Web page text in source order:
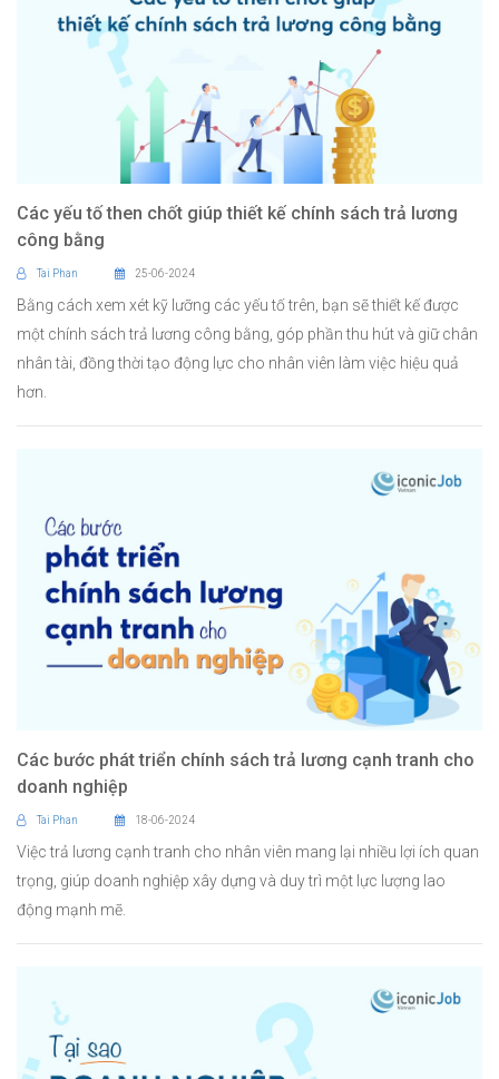
Các yếu tố then chốt giúp thiết kế chính sách trả lương
công bằng
Tai Phan 25-06-2024
Bằng cách xem xét kỹ lưỡng các yếu tố trên, bạn sẽ thiết kế được
một chính sách trả lương công bằng, góp phần thu hút và giữ chân
nhân tài, đồng thời tạo động lực cho nhân viên làm việc hiệu quả
hơn.
Các bước phát triển chính sách trả lương cạnh tranh cho
doanh nghiệp
Tai Phan 18-06-2024
Việc trả lương cạnh tranh cho nhân viên mang lại nhiều lợi ích quan
trọng, giúp doanh nghiệp xây dựng và duy trì một lực lượng lao
động mạnh mẽ.